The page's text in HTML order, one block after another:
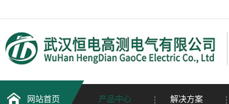
网站首页 产品中心 解决方案